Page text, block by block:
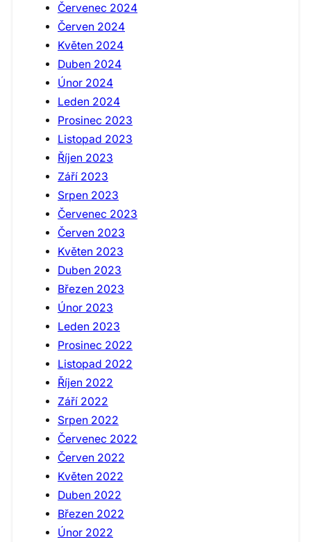
Červenec 2024
Červen 2024
Květen 2024
Duben 2024
Únor 2024
Leden 2024
Prosinec 2023
Listopad 2023
Říjen 2023
Září 2023
Srpen 2023
Červenec 2023
Červen 2023
Květen 2023
Duben 2023
Březen 2023
Únor 2023
Leden 2023
Prosinec 2022
Listopad 2022
Říjen 2022
Září 2022
Srpen 2022
Červenec 2022
Červen 2022
Květen 2022
Duben 2022
Březen 2022
Únor 2022